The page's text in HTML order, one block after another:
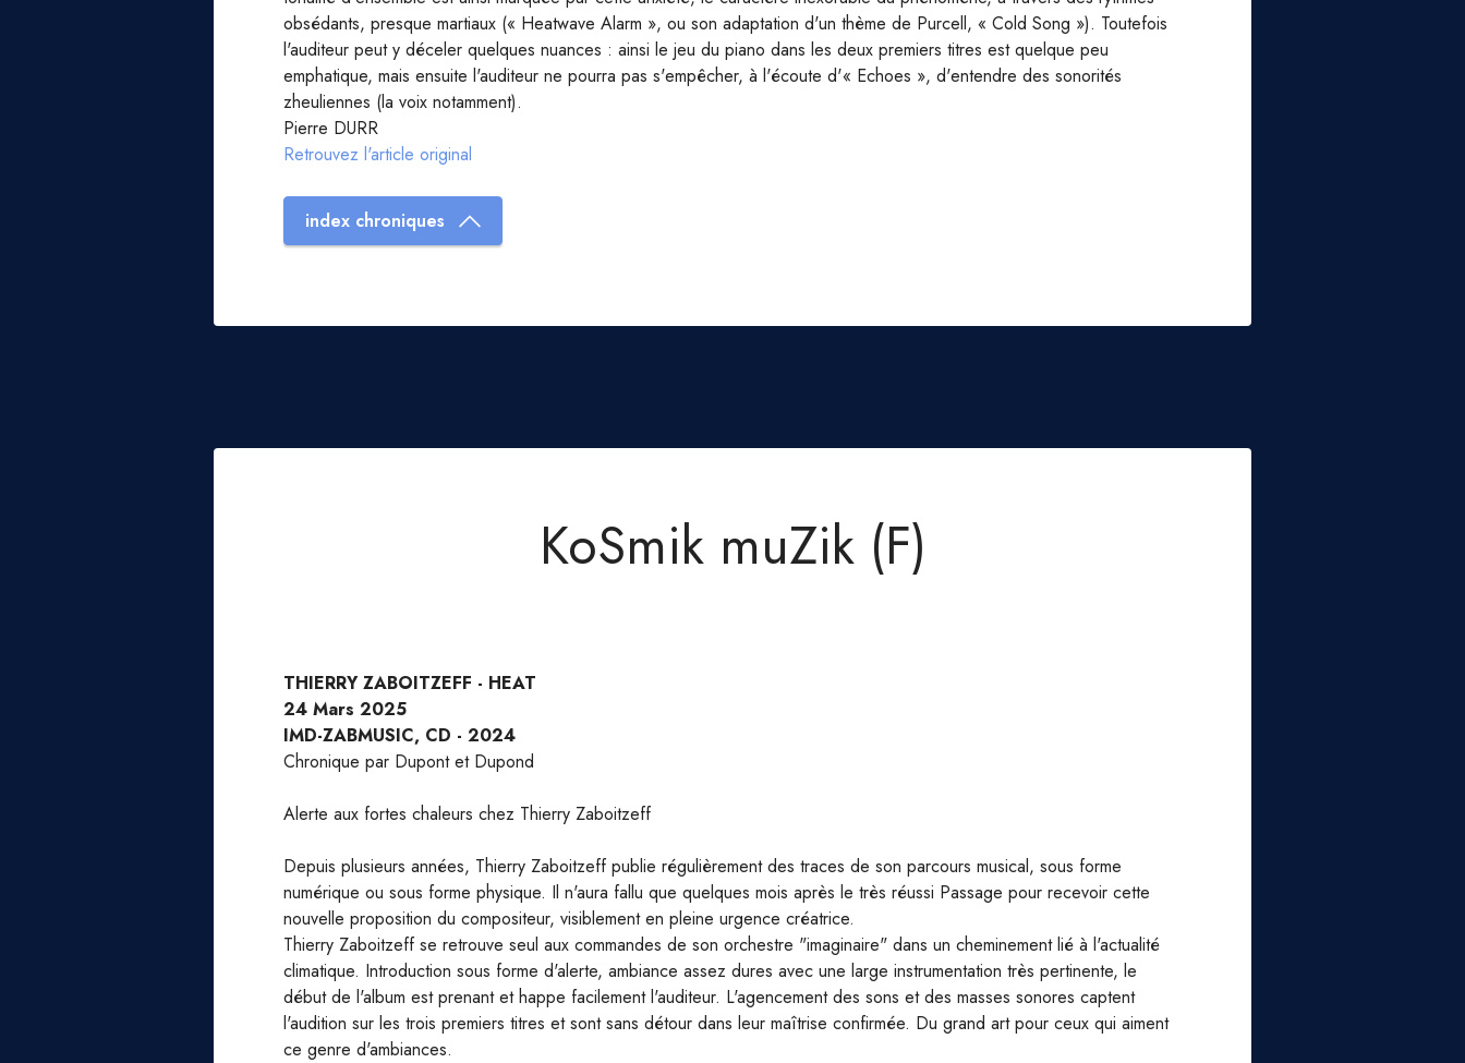
obsédants, presque martiaux (« Heatwave Alarm », ou son adaptation d'un thème de Purcell, « Cold Song »). Toutefois
l'auditeur peut y déceler quelques nuances : ainsi le jeu du piano dans les deux premiers titres est quelque peu
emphatique, mais ensuite l'auditeur ne pourra pas s'empêcher, à l'écoute d'« Echoes », d'entendre des sonorités
zheuliennes (la voix notamment).
Pierre DURR
Retrouvez l'article original
index chroniques
KoSmik muZik (F)
THIERRY ZABOITZEFF - HEAT
24 Mars 2025
IMD-ZABMUSIC, CD - 2024
Chronique par Dupont et Dupond
Alerte aux fortes chaleurs chez Thierry Zaboitzeff
Depuis plusieurs années, Thierry Zaboitzeff publie régulièrement des traces de son parcours musical, sous forme
numérique ou sous forme physique. Il n'aura fallu que quelques mois après le très réussi Passage pour recevoir cette
nouvelle proposition du compositeur, visiblement en pleine urgence créatrice.
Thierry Zaboitzeff se retrouve seul aux commandes de son orchestre "imaginaire" dans un cheminement lié à l'actualité
climatique. Introduction sous forme d'alerte, ambiance assez dures avec une large instrumentation très pertinente, le
début de l'album est prenant et happe facilement l'auditeur. L'agencement des sons et des masses sonores captent
l'audition sur les trois premiers titres et sont sans détour dans leur maîtrise confirmée. Du grand art pour ceux qui aiment
ce genre d'ambiances.